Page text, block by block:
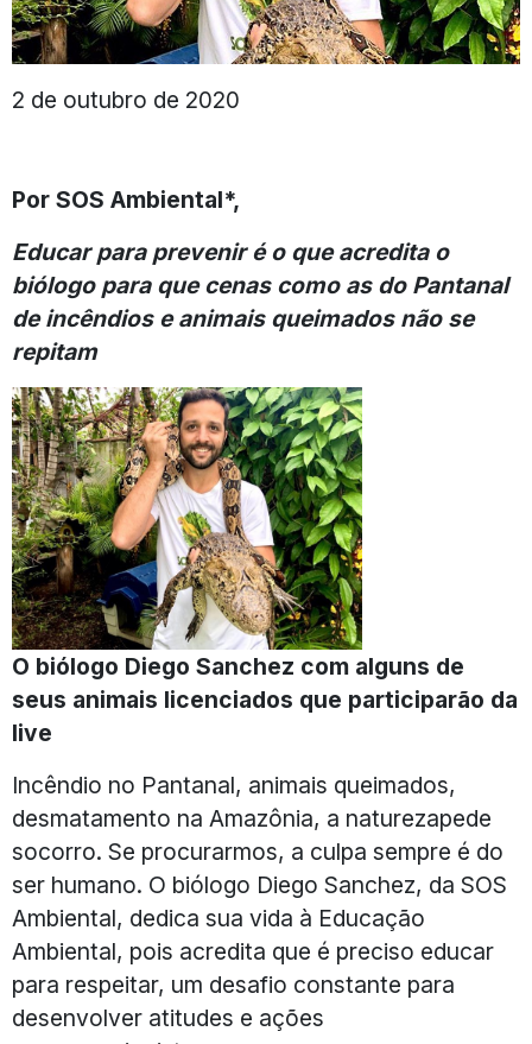
2 de outubro de 2020
Por SOS Ambiental*,
Educar para prevenir é o que acredita o
biólogo para que cenas como as do Pantanal
de incêndios e animais queimados não se
repitam
O biólogo Diego Sanchez com alguns de
seus animais licenciados que participarão da
live
Incêndio no Pantanal, animais queimados,
desmatamento na Amazônia, a naturezapede
socorro. Se procurarmos, a culpa sempre é do
ser humano. O biólogo Diego Sanchez, da SOS
Ambiental, dedica sua vida à Educação
Ambiental, pois acredita que é preciso educar
para respeitar, um desafio constante para
desenvolver atitudes e ações